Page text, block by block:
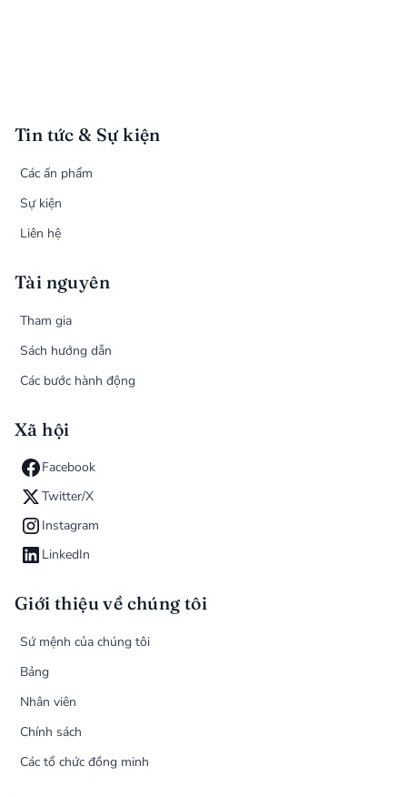
Tin tức & Sự kiện
Các ấn phẩm
Sự kiện
Liên hệ
Tài nguyên
Tham gia
Sách hướng dẫn
Các bước hành động
Xã hội
Facebook
Twitter/X
Instagram
LinkedIn
Giới thiệu về chúng tôi
Sứ mệnh của chúng tôi
Bảng
Nhân viên
Chính sách
Các tổ chức đồng minh